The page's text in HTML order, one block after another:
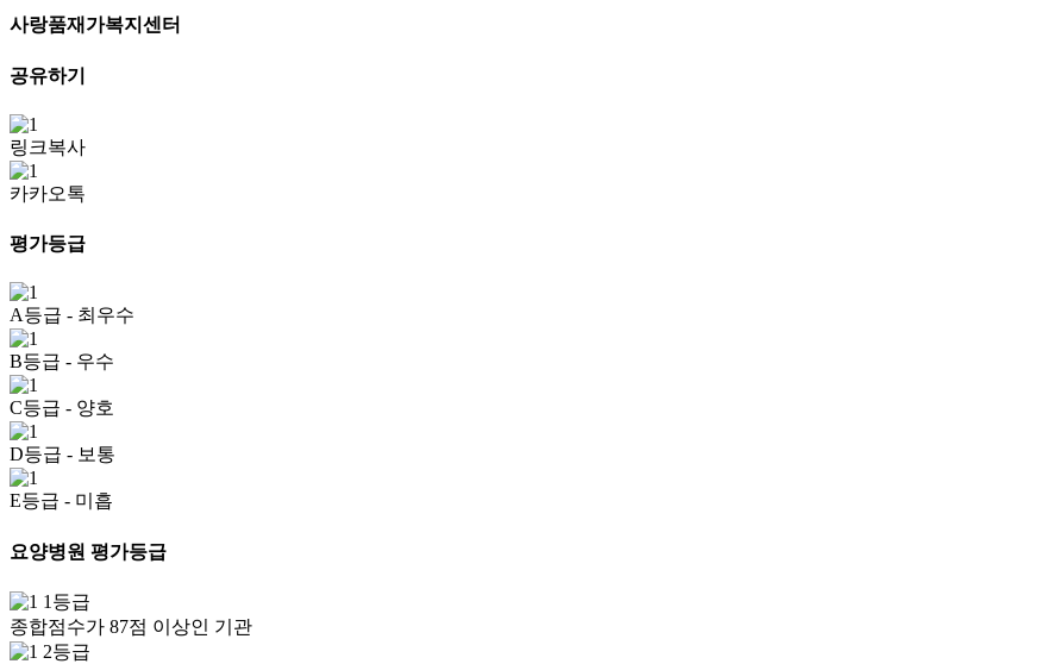
사랑품재가복지센터
공유하기
링크복사
카카오톡
평가등급
A등급 - 최우수
B등급 - 우수
C등급 - 양호
D등급 - 보통
E등급 - 미흡
요양병원 평가등급
1등급
종합점수가 87점 이상인 기관
2등급